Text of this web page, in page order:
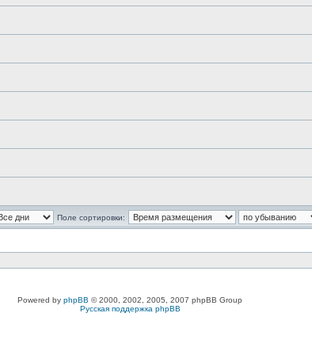
Поле сортировки:
Powered by phpBB © 2000, 2002, 2005, 2007 phpBB Group
Русская поддержка phpBB